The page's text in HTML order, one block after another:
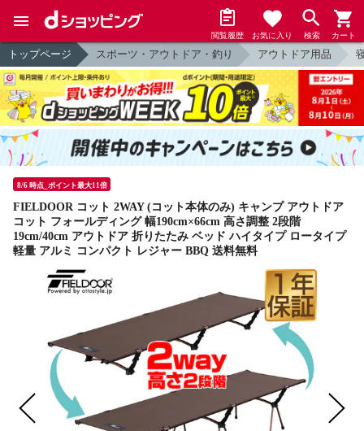
閲覧履歴 お気に入り 検索 カート
トップページ スポーツ・アウトドア・釣り アウトドア用品
8/6 時点_ポイント最大11倍
FIELDOOR コット 2WAY (コット本体のみ) キャンプ アウトドア
コット フォールディング 幅190cm×66cm 高さ調整 2段階
19cm/40cm アウトドア 折りたたみ ベッド ハイタイプ ロータイプ
軽量 アルミ コンパクト レジャー BBQ 送料無料